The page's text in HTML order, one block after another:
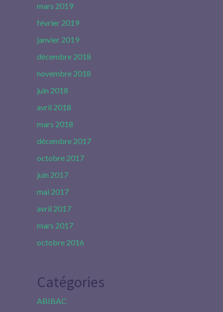
mars 2019
février 2019
janvier 2019
décembre 2018
novembre 2018
juin 2018
avril 2018
mars 2018
décembre 2017
octobre 2017
juin 2017
mai 2017
avril 2017
mars 2017
octobre 2016
Catégories
ABIBAC